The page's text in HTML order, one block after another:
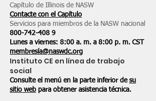
Capítulo de Illinois de NASW
Contacte con el Capítulo
Servicios para miembros de la NASW nacional
800-742-408 9
Lunes a viernes: 8:00 a. m. a 8:00 p. m. CST
membresía@naswdc.org
Instituto CE en línea de trabajo
social
Consulte el menú en la parte inferior de su
sitio web para obtener asistencia técnica.